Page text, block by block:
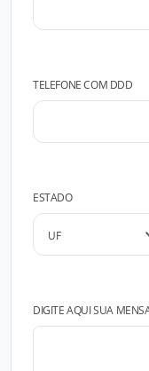
TELEFONE COM DDD
ESTADO
DIGITE AQUI SUA